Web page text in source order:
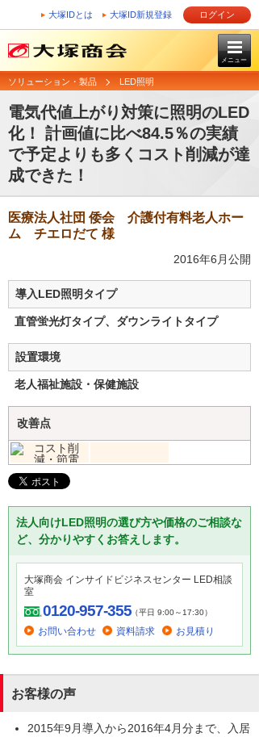
大塚IDとは 大塚ID新規登録 ログイン
メニュー
ソリューション・製品 LED照明
電気代値上がり対策に照明のLED
化！ 計画値に比べ84.5％の実績
で予定よりも多くコスト削減が達
成できた！
医療法人社団 倭会 介護付有料老人ホー
ム チエロだて 様
2016年6月公開
導入LED照明タイプ
直管蛍光灯タイプ、ダウンライトタイプ
設置環境
老人福祉施設・保健施設
改善点
法人向けLED照明の選び方や価格のご相談な
ど、分かりやすくお答えします。
大塚商会 インサイドビジネスセンター LED相談
室
0120-957-355（平日 9:00～17:30）
お問い合わせ 資料請求 お見積り
お客様の声
2015年9月導入から2016年4月分まで、入居